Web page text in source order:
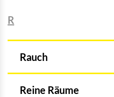
R
Rauch
Reine Räume